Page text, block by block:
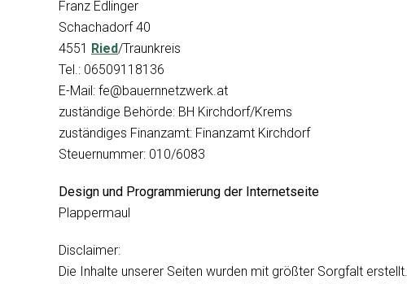
Franz Edlinger
Schachadorf 40
4551 Ried/Traunkreis
Tel.: 06509118136
E-Mail: fe@bauernnetzwerk.at
zuständige Behörde: BH Kirchdorf/Krems
zuständiges Finanzamt: Finanzamt Kirchdorf
Steuernummer: 010/6083
Design und Programmierung der Internetseite
Plappermaul
Disclaimer:
Die Inhalte unserer Seiten wurden mit größter Sorgfalt